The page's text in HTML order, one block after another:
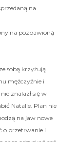
na
na pozbawioną
sobą krzyżują.
mężczyźnie i
znalazł się w
Natalie. Plan nie
na jaw nowe
o przetrwanie i